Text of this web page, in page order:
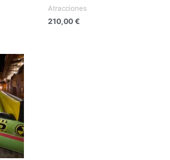
Atracciones
210,00 €